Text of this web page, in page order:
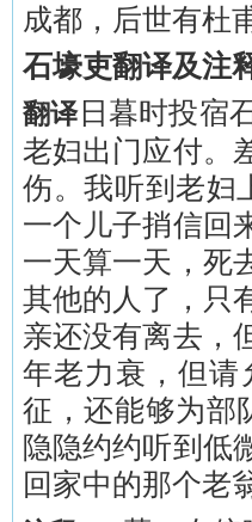
成都，后世有杜
石壕吏翻译及注
翻译日暮时投宿
老妇出门应付。
伤。我听到老妇
一个儿子捎信回
一天算一天，死
其他的人了，只
亲还没有离去，
年老力衰，但请
征，还能够为部
隐隐约约听到低
回家中的那个老